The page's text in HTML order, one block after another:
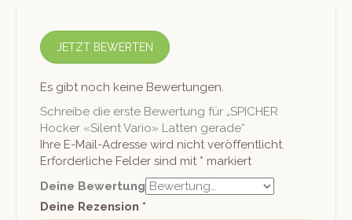
JETZT BEWERTEN
Es gibt noch keine Bewertungen.
Schreibe die erste Bewertung für „SPICHER
Hocker «Silent Vario» Latten gerade“
Ihre E-Mail-Adresse wird nicht veröffentlicht.
Erforderliche Felder sind mit * markiert
Deine Bewertung
Deine Rezension *